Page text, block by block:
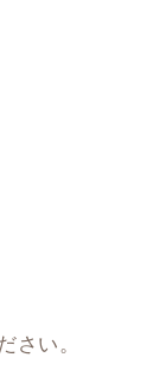
さい。